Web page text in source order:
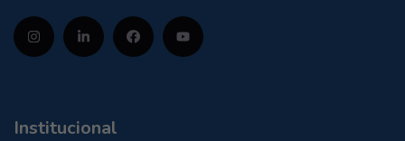
Institucional